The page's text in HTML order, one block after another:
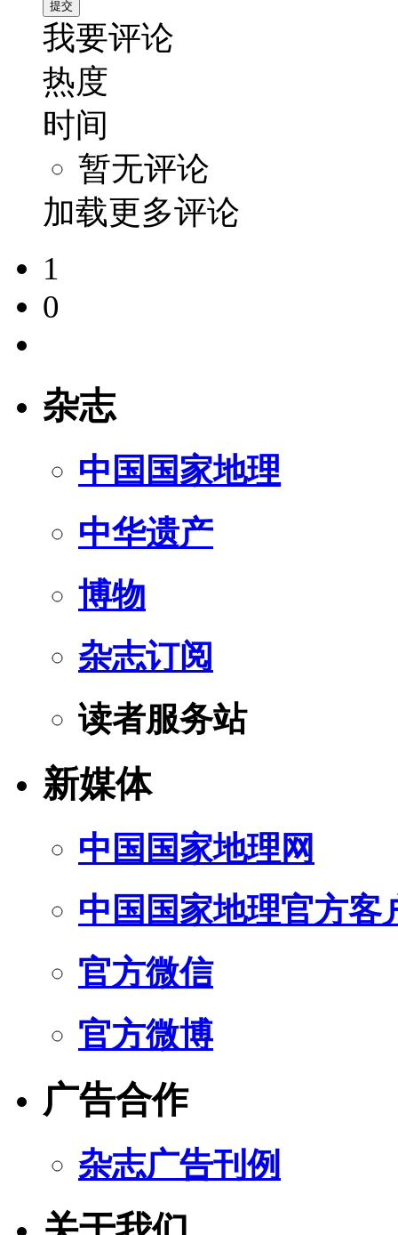
我要评论
热度
时间
暂无评论
加载更多评论
1
0
杂志
中国国家地理
中华遗产
博物
杂志订阅
读者服务站
新媒体
中国国家地理网
中国国家地理官方客
官方微信
官方微博
广告合作
杂志广告刊例